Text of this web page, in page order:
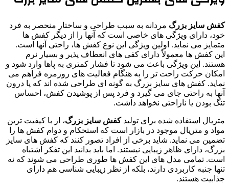
کفش سایز بزرگ مردانه به سبب طراحی و ساختار منحصر به فرد
خود، دارای ویژگی‌ های خاصی است که آنها را از دیگر کفش‌ ها
متمایز می‌ نماید. اولین ویژگی این نوع کفش‌ ها، راحتی آنها است.
این کفش‌ ها معمولاً دارای کفی‌ های انعطاف پذیر و بسیار نرم
هستند. این ویژگی باعث می‌ شود تا فشار کمتری به پاها وارد شود و
امکان حرکت راحت‌ تر را به هنگام فعالیت‌ های روزمره فراهم می‌
نماید. کفش‌ های سایز بزرگ به گونه‌ ای طراحی شده‌ اند که پا درون
آنها به راحتی جای می‌ گیرد و فرد پس از پوشیدن کفش، احساس
تنگ بودن یا ناراحتی نخواهد داشت.
متریال استفاده شده برای تولیدکفش سایز بزرگ، از با کیفیت‌ ترین
مواد و متریال موجود در بازار است که استحکام و دوام کفش‌ ها را
تضمین می‌ نماید. شاید برخی از افراد تصور کنند که کفش‌ های سایز
بزرگ، دارای ظاهر زیبایی نیستند. اما باید بدانید این تفکر اشتباه
است. تمامی مدل‌ های این کفش ها طوری طراحی می‌ شوند که نه
تنها جنبه کاربردی دارند، بلکه از نظر زیبایی شناسی هم دارای
جذابیت هستند.